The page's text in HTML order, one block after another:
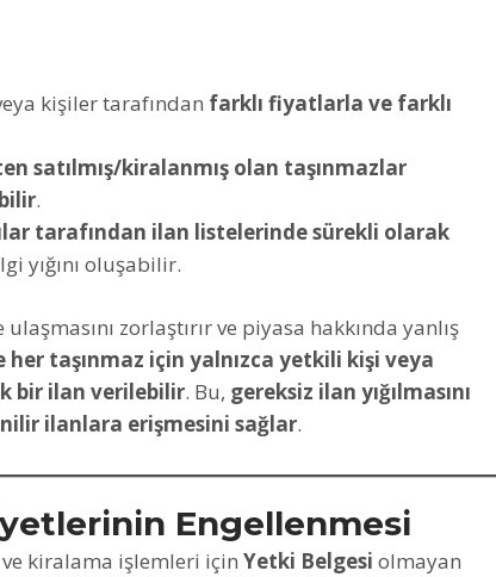
kişiler tarafından farklı fiyatlarla ve farklı
satılmış/kiralanmış olan taşınmazlar
.
tarafından ilan listelerinde sürekli olarak
yığını oluşabilir.
zorlaştırır ve piyasa hakkında yanlış
her taşınmaz için yalnızca yetkili kişi veya
bir ilan verilebilir. Bu, gereksiz ilan yığılmasını
ilanlara erişmesini sağlar.
Engellenmesi
ve kiralama işlemleri için Yetki Belgesi olmayan